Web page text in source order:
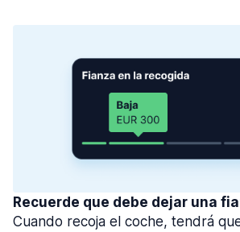
Recuerde que debe dejar una
Cuando recoja el coche, tendrá